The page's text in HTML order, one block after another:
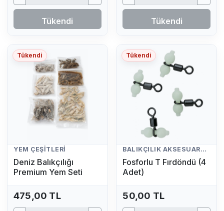
Tükendi Tükendi
Tükendi
YEM ÇEŞITLERI
Deniz Balıkçılığı
Premium Yem Seti
475,00 TL
Tükendi
BALIKÇILIK AKSESUARLARI
Fosforlu T Fırdöndü (4
Adet)
50,00 TL